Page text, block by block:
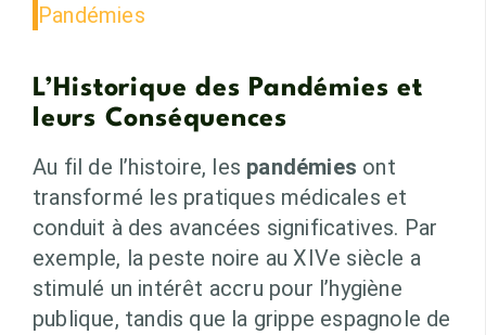
Pandémies
L’Historique des Pandémies et
leurs Conséquences
Au fil de l’histoire, les pandémies ont
transformé les pratiques médicales et
conduit à des avancées significatives. Par
exemple, la peste noire au XIVe siècle a
stimulé un intérêt accru pour l’hygiène
publique, tandis que la grippe espagnole de